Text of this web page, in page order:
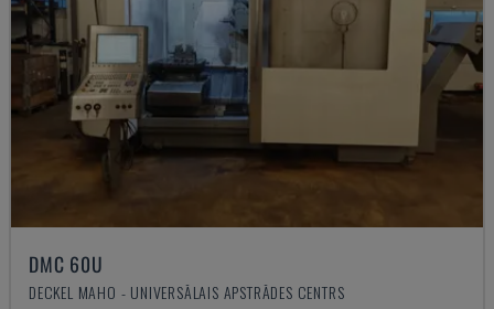
DMC 60U
DECKEL MAHO - UNIVERSĀLAIS APSTRĀDES CENTRS